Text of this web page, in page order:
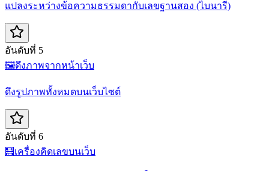
แปลงระหว่างข้อความธรรมดากับเลขฐานสอง (ไบนารี)
อันดับที่ 5
🖼️ดึงภาพจากหน้าเว็บ
ดึงรูปภาพทั้งหมดบนเว็บไซต์
อันดับที่ 6
🧮เครื่องคิดเลขบนเว็บ